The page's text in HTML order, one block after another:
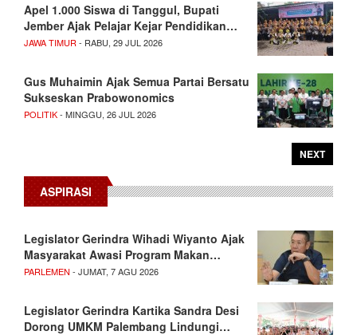
Apel 1.000 Siswa di Tanggul, Bupati
Jember Ajak Pelajar Kejar Pendidikan…
JAWA TIMUR - RABU, 29 JUL 2026
Gus Muhaimin Ajak Semua Partai Bersatu
Sukseskan Prabowonomics
POLITIK- MINGGU, 26 JUL 2026
NEXT
ASPIRASI
Legislator Gerindra Wihadi Wiyanto Ajak
Masyarakat Awasi Program Makan…
PARLEMEN - JUMAT, 7 AGU 2026
Legislator Gerindra Kartika Sandra Desi
Dorong UMKM Palembang Lindungi…